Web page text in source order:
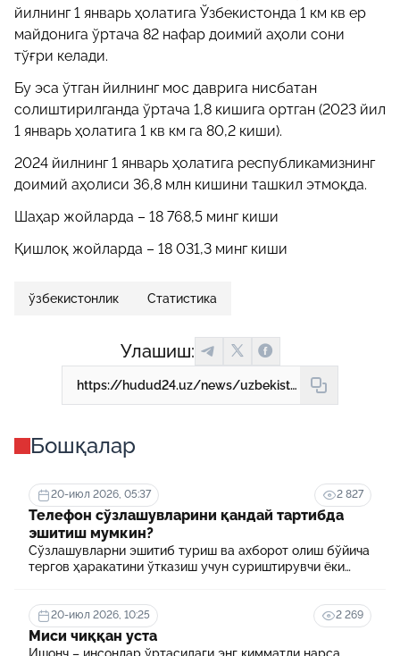
йилнинг 1 январь ҳолатига Ўзбекистонда 1 км кв ер
майдонига ўртача 82 нафар доимий аҳоли сони
тўғри келади.
Бу эса ўтган йилнинг мос даврига нисбатан
солиштирилганда ўртача 1,8 кишига ортган (2023 йил
1 январь ҳолатига 1 кв км га 80,2 киши).
2024 йилнинг 1 январь ҳолатига республикамизнинг
доимий аҳолиси 36,8 млн кишини ташкил этмоқда.
Шаҳар жойларда – 18 768,5 минг киши
Қишлоқ жойларда – 18 031,3 минг киши
ўзбекистонлик Статистика
Улашиш:
https://hudud24.uz/news/uzbekistonda-1-kmkv-maidonga-kancha-akholi-tugri-keladi-1
Бошқалар
20-июл 2026, 05:37 2 827
Телефон сўзлашувларини қандай тартибда
эшитиш мумкин?
Сўзлашувларни эшитиб туриш ва ахборот олиш бўйича
тергов ҳаракатини ўтказиш учун суриштирувчи ёки
20-июл 2026, 10:25 2 269
Миси чиққан уста
Ишонч – инсонлар ўртасидаги энг қимматли нарса.